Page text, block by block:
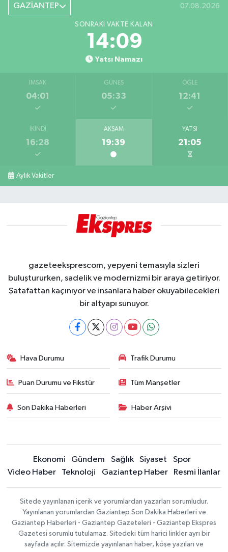
GAZİANTEP 07.08.2026
SONRAKI VAKTE KALAN
14:09
Yatsı Namazı
İMSAK
04:01
GÜNEŞ
05:33
ÖĞLE
12:41
İKINDI
16:28
AKŞAM
19:39
YATSI
21:05
Aylık Vakitler
gazeteeksprescom, yepyeni temasıyla sizleri
buluştururken, sadelik ve modernizmi bir araya getiriyor.
Şatafattan kaçınıyor ve insanlara haber okuyabilecekleri
bir altyapı sunuyor.
Hava Durumu Trafik Durumu
Puan Durumu ve Fikstür Tüm Manşetler
Son Dakika Haberleri Haber Arşivi
Ekonomi Gündem Sağlık Siyaset
Spor
Video Haber
Teknoloji Gaziantep Haber Resmi İlanlar
Sitede yayınlanan içerik ve yorumlardan yazarları sorumludur.
Yayınlanan yorumlardan Gaziantep Son Dakika Haberleri ve
Gaziantep Haberleri - Gaziantep Gazeteleri - Gaziantep Ekspres
Gazetesi sorumlu tutulamaz. Sitedeki tüm harici linkler ayrı bir
sayfada açılır. Sitemizde yayınlanan haber, köşe yazıları ve